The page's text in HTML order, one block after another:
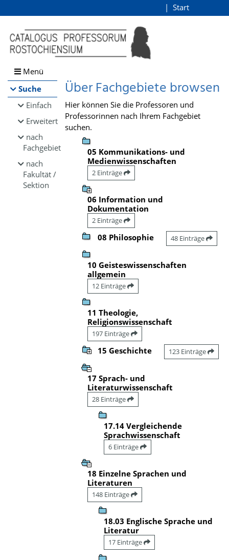
Browsen
direkt zum Inhalt
Start
Menü
Suche
Einfach
Erweitert
nach
Fachgebiet
nach
Fakultät /
Sektion
Über Fachgebiete browsen
Hier können Sie die Professoren und
Professorinnen nach Ihrem Fachgebiet
suchen.
05 Kommunikations- und
Medienwissenschaften
2 Einträge
06 Information und
Dokumentation
2 Einträge
08 Philosophie 48 Einträge
10 Geisteswissenschaften
allgemein
12 Einträge
11 Theologie,
Religionswissenschaft
197 Einträge
15 Geschichte 123 Einträge
17 Sprach- und
Literaturwissenschaft
28 Einträge
17.14 Vergleichende
Sprachwissenschaft
6 Einträge
18 Einzelne Sprachen und
Literaturen
148 Einträge
18.03 Englische Sprache und
Literatur
17 Einträge